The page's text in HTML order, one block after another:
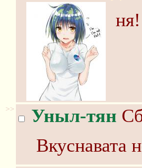
ня!
>> Уныл-тян
Вкуснавата